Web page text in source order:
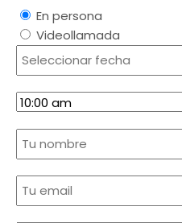
En persona
Videollamada